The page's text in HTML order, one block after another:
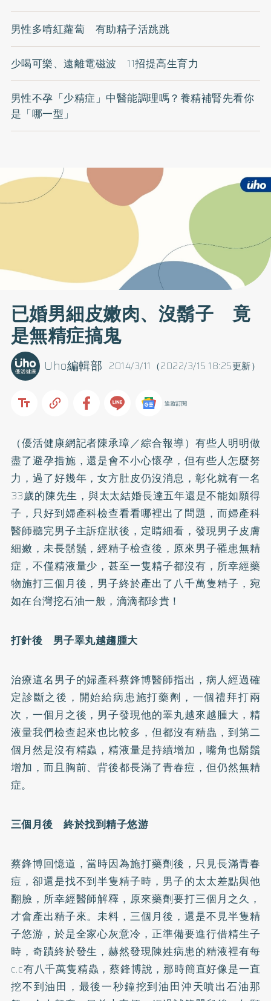
男性多啃紅蘿蔔 有助精子活跳跳
少喝可樂、遠離電磁波 11招提高生育力
男性不孕「少精症」中醫能調理嗎？養精補腎先看你
是「哪一型」
已婚男細皮嫩肉、沒鬍子 竟
是無精症搞鬼
2014/3/11（2022/3/15 18:25更新）
Uho編輯部
追蹤訂閱
（優活健康網記者陳承璋／綜合報導）有些人明明做
盡了避孕措施，還是會不小心懷孕，但有些人怎麼努
力，過了好幾年，女方肚皮仍沒消息，彰化就有一名
33歲的陳先生，與太太結婚長達五年還是不能如願得
子，只好到婦產科檢查看看哪裡出了問題，而婦產科
醫師聽完男子主訴症狀後，定睛細看，發現男子皮膚
細嫩，未長鬍鬚，經精子檢查後，原來男子罹患無精
症，不僅精液量少，甚至一隻精子都沒有，所幸經藥
物施打三個月後，男子終於產出了八千萬隻精子，宛
如在台灣挖石油一般，滴滴都珍貴！
打針後 男子睪丸越趨腫大
治療這名男子的婦產科蔡鋒博醫師指出，病人經過確
定診斷之後，開始給病患施打藥劑，一個禮拜打兩
次，一個月之後，男子發現他的睪丸越來越腫大，精
液量我們檢查起來也比較多，但都沒有精蟲，到第二
個月然是沒有精蟲，精液量是持續增加，嘴角也鬍鬚
增加，而且胸前、背後都長滿了青春痘，但仍然無精
症。
三個月後 終於找到精子悠游
蔡鋒博回憶道，當時因為施打藥劑後，只見長滿青春
痘，卻還是找不到半隻精子時，男子的太太差點與他
翻臉，所幸經醫師解釋，原來藥劑要打三個月之久，
才會產出精子來。未料，三個月後，還是不見半隻精
子悠游，於是全家心灰意冷，正準備要進行借精生子
時，奇蹟終於發生，赫然發現陳姓病患的精液裡有每
c.c有八千萬隻精蟲，蔡鋒博說，那時簡直好像是一直
挖不到油田，最後一秒鐘挖到油田沖天噴出石油那